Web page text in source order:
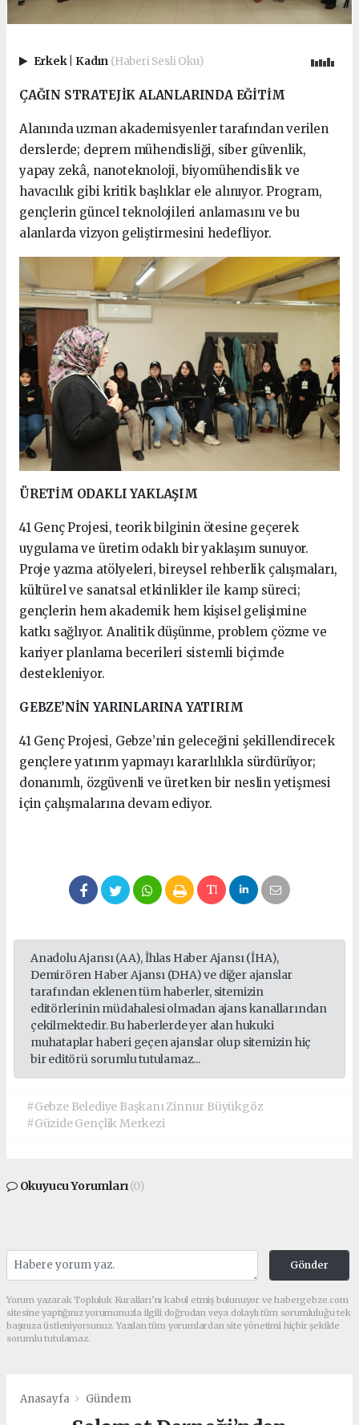
Erkek Kadın (Haberi Sesli Oku)
ÇAĞIN STRATEJİK ALANLARINDA EĞİTİM
Alanında uzman akademisyenler tarafından verilen
derslerde; deprem mühendisliği, siber güvenlik,
yapay zekâ, nanoteknoloji, biyomühendislik ve
havacılık gibi kritik başlıklar ele alınıyor. Program,
gençlerin güncel teknolojileri anlamasını ve bu
alanlarda vizyon geliştirmesini hedefliyor.
ÜRETİM ODAKLI YAKLAŞIM
41 Genç Projesi, teorik bilginin ötesine geçerek
uygulama ve üretim odaklı bir yaklaşım sunuyor.
Proje yazma atölyeleri, bireysel rehberlik çalışmaları,
kültürel ve sanatsal etkinlikler ile kamp süreci;
gençlerin hem akademik hem kişisel gelişimine
katkı sağlıyor. Analitik düşünme, problem çözme ve
kariyer planlama becerileri sistemli biçimde
destekleniyor.
GEBZE’NİN YARINLARINA YATIRIM
41 Genç Projesi, Gebze’nin geleceğini şekillendirecek
gençlere yatırım yapmayı kararlılıkla sürdürüyor;
donanımlı, özgüvenli ve üretken bir neslin yetişmesi
için çalışmalarına devam ediyor.
Anadolu Ajansı (AA), İhlas Haber Ajansı (İHA),
Demirören Haber Ajansı (DHA) ve diğer ajanslar
tarafından eklenen tüm haberler, sitemizin
editörlerinin müdahalesi olmadan ajans kanallarından
çekilmektedir. Bu haberlerde yer alan hukuki
muhataplar haberi geçen ajanslar olup sitemizin hiç
bir editörü sorumlu tutulamaz...
#Gebze Belediye Başkanı Zinnur Büyükgöz
#Güzide Gençlik Merkezi
Okuyucu Yorumları(0)
Gönder
Yorum yazarak Topluluk Kuralları’nı kabul etmiş bulunuyor ve habergebze.com
sitesine yaptığınız yorumunuzla ilgili doğrudan veya dolaylı tüm sorumluluğu tek
başınıza üstleniyorsunuz. Yazılan tüm yorumlardan site yönetimi hiçbir şekilde
sorumlu tutulamaz.
Anasayfa Gündem